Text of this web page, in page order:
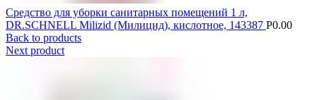
Средство для уборки санитарных помещений 1 л,
DR.SCHNELL Milizid (Милицид), кислотное, 143387 Р0.00
Back to products
Next product